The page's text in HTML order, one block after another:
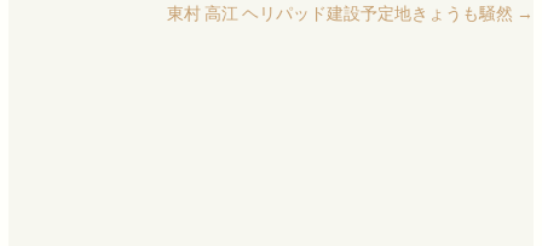
東村 高江 ヘリパッド建設予定地きょうも騒然 →